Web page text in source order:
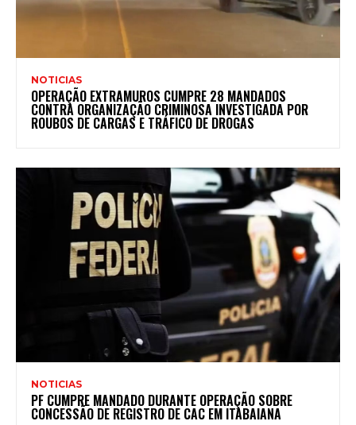
NOTICIAS
OPERAÇÃO EXTRAMUROS CUMPRE 28 MANDADOS
CONTRA ORGANIZAÇÃO CRIMINOSA INVESTIGADA POR
ROUBOS DE CARGAS E TRÁFICO DE DROGAS
NOTICIAS
PF CUMPRE MANDADO DURANTE OPERAÇÃO SOBRE
CONCESSÃO DE REGISTRO DE CAC EM ITABAIANA